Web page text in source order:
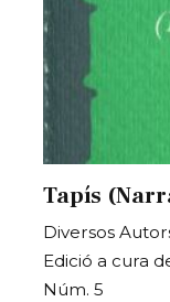
Tapís
Diversos
Edició a cura
Núm. 5